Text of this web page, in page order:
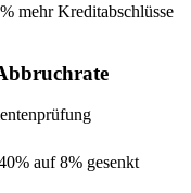
mehr Kreditabschlüsse
auf 8% gesenkt